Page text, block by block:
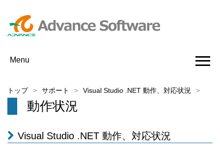
Menu
トップ サポート Visual Studio .NET 動作、対応状況
動作状況
Visual Studio .NET 動作、対応状況